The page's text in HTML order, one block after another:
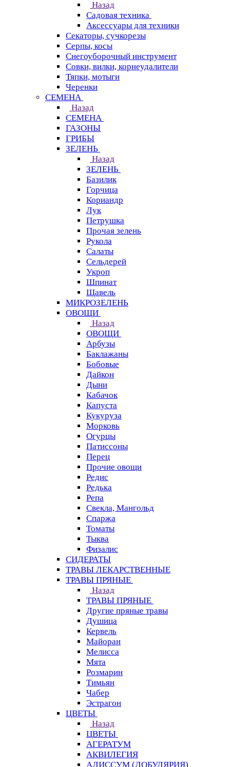
Назад
Садовая техника
Аксессуары для техники
Секаторы, сучкорезы
Серпы, косы
Снегоуборочный инструмент
Совки, вилки, корнеудалители
Тяпки, мотыги
Черенки
СЕМЕНА
Назад
СЕМЕНА
ГАЗОНЫ
ГРИБЫ
ЗЕЛЕНЬ
Назад
ЗЕЛЕНЬ
Базилик
Горчица
Кориандр
Лук
Петрушка
Прочая зелень
Рукола
Салаты
Сельдерей
Укроп
Шпинат
Щавель
МИКРОЗЕЛЕНЬ
ОВОЩИ
Назад
ОВОЩИ
Арбузы
Баклажаны
Бобовые
Дайкон
Дыни
Кабачок
Капуста
Кукуруза
Морковь
Огурцы
Патиссоны
Перец
Прочие овощи
Редис
Редька
Репа
Свекла, Мангольд
Спаржа
Томаты
Тыква
Физалис
СИДЕРАТЫ
ТРАВЫ ЛЕКАРСТВЕННЫЕ
ТРАВЫ ПРЯНЫЕ
Назад
ТРАВЫ ПРЯНЫЕ
Другие пряные травы
Душица
Кервель
Майоран
Мелисса
Мята
Розмарин
Тимьян
Чабер
Эстрагон
ЦВЕТЫ
Назад
ЦВЕТЫ
АГЕРАТУМ
АКВИЛЕГИЯ
АЛИССУМ (ЛОБУЛЯРИЯ)